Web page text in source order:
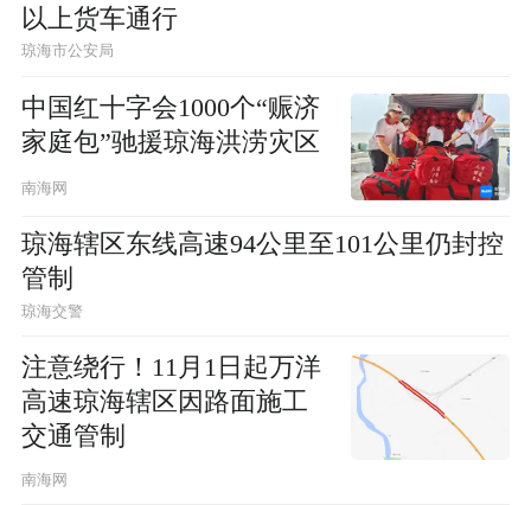
以上货车通行
琼海市公安局
中国红十字会1000个“赈济
家庭包”驰援琼海洪涝灾区
南海网
琼海辖区东线高速94公里至101公里仍封控
管制
琼海交警
注意绕行！11月1日起万洋
高速琼海辖区因路面施工
交通管制
南海网